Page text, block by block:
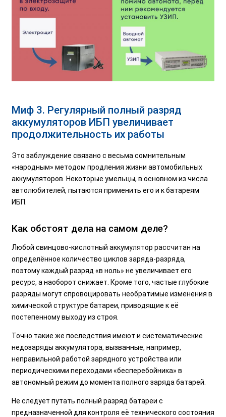
Миф 3. Регулярный полный разряд
аккумуляторов ИБП увеличивает
продолжительность их работы
Это заблуждение связано с весьма сомнительным
«народным» методом продления жизни автомобильных
аккумуляторов. Некоторые умельцы, в основном из числа
автолюбителей, пытаются применить его и к батареям
ИБП.
Как обстоят дела на самом деле?
Любой свинцово-кислотный аккумулятор рассчитан на
определённое количество циклов заряда-разряда,
поэтому каждый разряд «в ноль» не увеличивает его
ресурс, а наоборот снижает. Кроме того, частые глубокие
разряды могут спровоцировать необратимые изменения в
химической структуре батареи, приводящие к её
постепенному выходу из строя.
Точно такие же последствия имеют и систематические
недозаряды аккумулятора, вызванные, например,
неправильной работой зарядного устройства или
периодическими переходами «бесперебойника» в
автономный режим до момента полного заряда батарей.
Не следует путать полный разряд батареи с
предназначенной для контроля её технического состояния